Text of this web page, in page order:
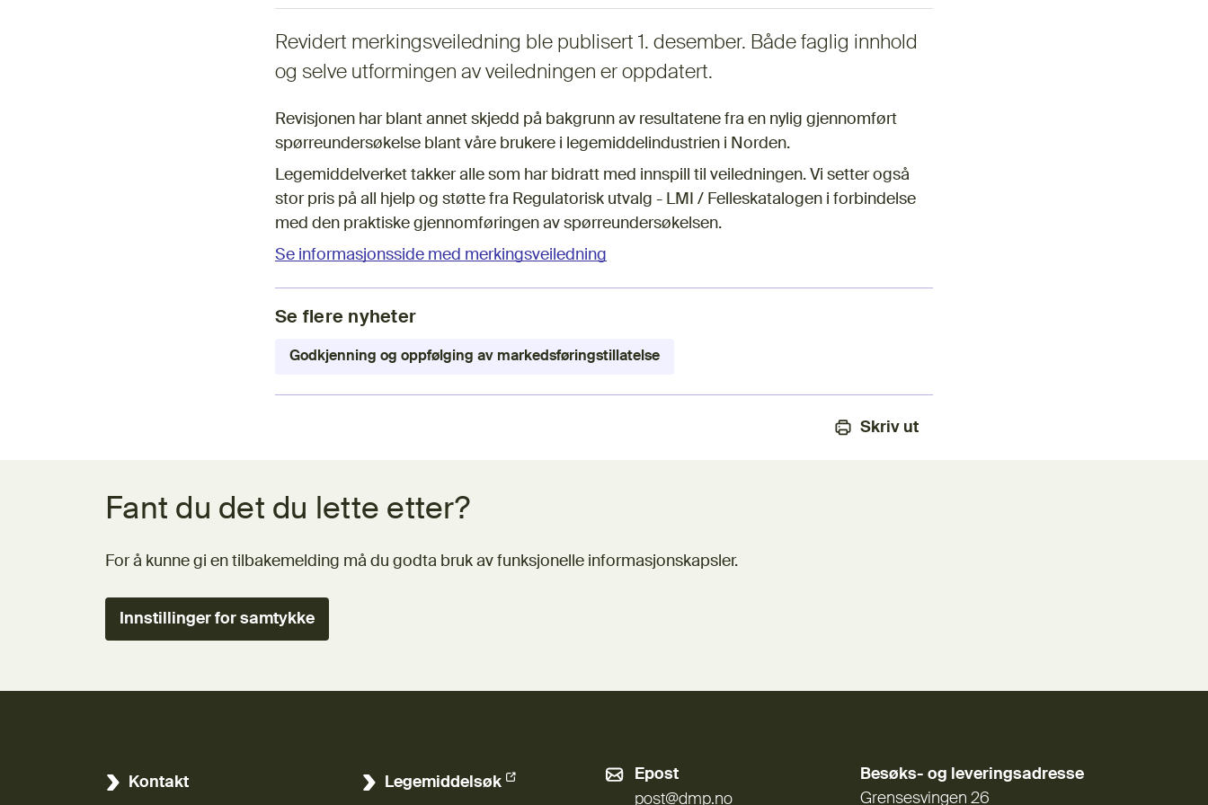
​​Revidert merkingsveiledning ble publisert 1. desember. Både faglig innhold
og selve utformingen av veiledningen er oppdatert.
Revisjonen har blant annet skjedd på bakgrunn av resultatene fra en nylig gjennomført
spørreundersøkelse blant våre brukere i legemiddelindustrien i Norden.
Legemiddelverket takker alle som har bidratt med innspill til veiledningen. Vi setter også
stor pris på all hjelp og støtte fra Regulatorisk utvalg - LMI / Felleskatalogen i forbindelse
med den praktiske gjennomføringen av spørreundersøkelsen.
Se informasjonsside med merkingsveiledning
Se flere nyheter
Godkjenning og oppfølging av markedsføringstillatelse
Skriv ut
Fant du det du lette etter?
For å kunne gi en tilbakemelding må du godta bruk av funksjonelle informasjonskapsler.
Innstillinger for samtykke
Kontakt Legemiddelsøk
(Ekstern lenke)
Epost
post@dmp.no
Besøks- og leveringsadresse
Grensesvingen 26